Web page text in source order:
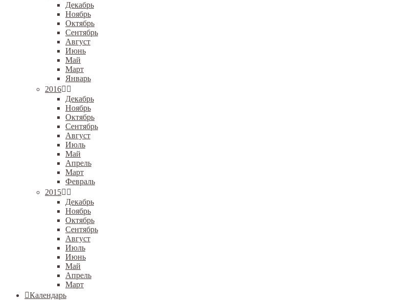
Декабрь
Ноябрь
Октябрь
Сентябрь
Август
Июнь
Май
Март
Январь
2016
Декабрь
Ноябрь
Октябрь
Сентябрь
Август
Июль
Май
Апрель
Март
Февраль
2015
Декабрь
Ноябрь
Октябрь
Сентябрь
Август
Июль
Июнь
Май
Апрель
Март
Календарь